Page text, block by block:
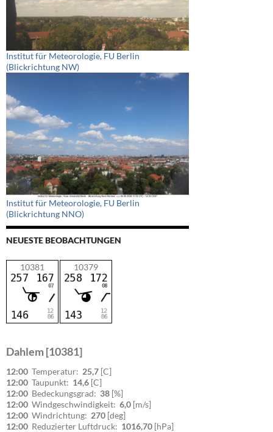
Institut für Meteorologie, FU Berlin
(Blickrichtung NW)
Institut für Meteorologie, FU Berlin
(Blickrichtung NNO)
NEUESTE BEOBACHTUNGEN
10381 10379
Dahlem [10381]
12:00 Temperatur: 25,7 [C]
12:00 Taupunkt: 14,6 [C]
12:00 Bedeckungsgrad: 38 [%]
12:00 Windgeschwindigkeit: 6,0 [m/s]
12:00 Windrichtung: 270 [deg]
12:00 Reduzierter Luftdruck: 1016,70 [hPa]